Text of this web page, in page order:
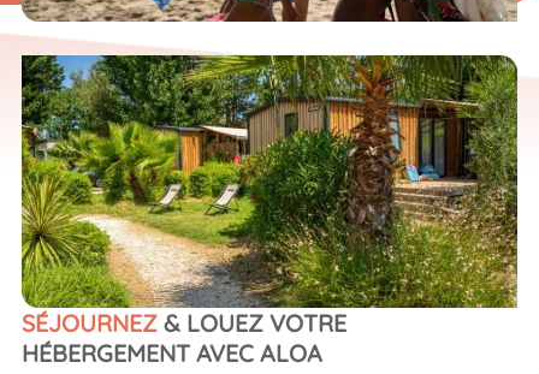
SÉJOURNEZ & LOUEZ VOTRE
HÉBERGEMENT AVEC ALOA